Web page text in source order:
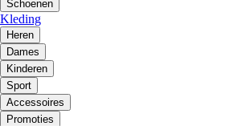
Schoenen
Kleding
Heren
Dames
Kinderen
Sport
Accessoires
Promoties